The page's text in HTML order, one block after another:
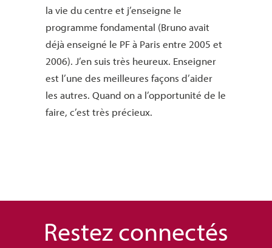
la vie du centre et j’enseigne le
programme fondamental (Bruno avait
déjà enseigné le PF à Paris entre 2005 et
2006). J’en suis très heureux. Enseigner
est l’une des meilleures façons d’aider
les autres. Quand on a l’opportunité de le
faire, c’est très précieux.
Restez connectés